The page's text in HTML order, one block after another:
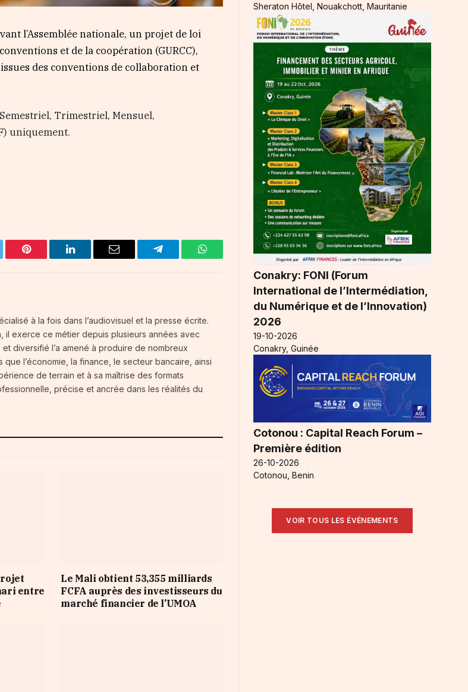
l’Assemblée nationale, un projet de loi
et de la coopération (GURCC),
des conventions de collaboration et
Trimestriel, Mensuel,
uniquement.
Pinterest LinkedIn Email Telegram WhatsApp
à la fois dans l’audiovisuel et la presse écrite.
il exerce ce métier depuis plusieurs années avec
diversifié l’a amené à produire de nombreux
l’économie, la finance, le secteur bancaire, ainsi
de terrain et à sa maîtrise des formats
précise et ancrée dans les réalités du
entre
Le Mali obtient 53,355 milliards
FCFA auprès des investisseurs du
marché financier de l’UMOA
Sheraton Hôtel, Nouakchott, Mauritanie
Conakry: FONI (Forum
International de l’Intermédiation,
du Numérique et de l’Innovation)
2026
19-10-2026
Conakry, Guinée
Cotonou : Capital Reach Forum –
Première édition
26-10-2026
Cotonou, Benin
VOIR TOUS LES ÉVÉNEMENTS